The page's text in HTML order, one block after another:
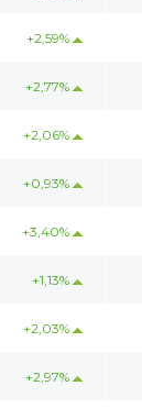
+2,59%
+2,77%
+2,06%
+0,93%
+3,40%
+1,13%
+2,03%
+2,97%